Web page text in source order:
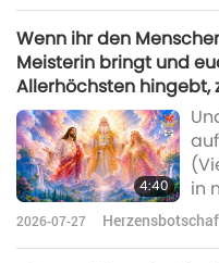
Ve
Wenn ihr den
Meisterin bringt und
Allerhöchsten hingebt,
Meisterin deutlich in
Schutzes und der
4:40
in
2026-07-27